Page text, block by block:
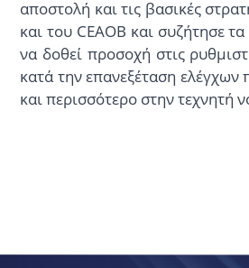
αποστολή και τις βασικές
και του CEAOB και συζήτησε
να δοθεί προσοχή στις
κατά την επανεξέταση ελέγχων
και περισσότερο στην τεχνητή